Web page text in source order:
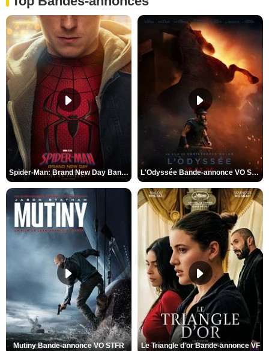
Spider-Man: Brand New Day Bande-annonce VO STFR L'Odyssée Bande-annonce VO STFR
Mutiny Bande-annonce VO STFR Le Triangle d'or Bande-annonce VF